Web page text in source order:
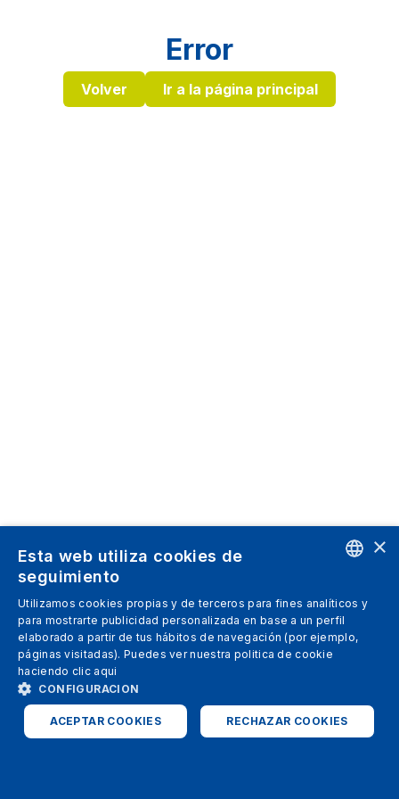
Error
Volver Ir a la página principal
SPANISH
ITALIAN
ENGLISH
×
Esta web utiliza cookies de
seguimiento
Utilizamos cookies propias y de terceros para fines analíticos y
para mostrarte publicidad personalizada en base a un perfil
elaborado a partir de tus hábitos de navegación (por ejemplo,
páginas visitadas). Puedes ver nuestra politica de cookie
haciendo clic aqui
CONFIGURACION
ACEPTAR COOKIES RECHAZAR COOKIES